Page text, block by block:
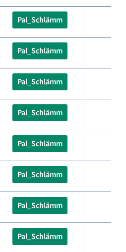
Pal_Schlämm
Pal_Schlämm
Pal_Schlämm
Pal_Schlämm
Pal_Schlämm
Pal_Schlämm
Pal_Schlämm
Pal_Schlämm